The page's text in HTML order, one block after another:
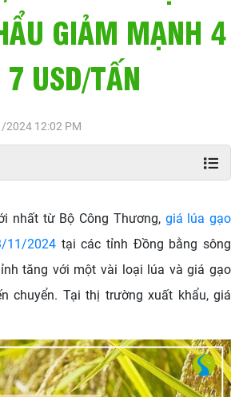
GIẢM MẠNH 4
USD/TẤN
2024 12:02 PM
nhất từ Bộ Công Thương, giá lúa gạo
11/2024 tại các tỉnh Đồng bằng sông
tăng với một vài loại lúa và giá gạo
chuyển. Tại thị trường xuất khẩu, giá